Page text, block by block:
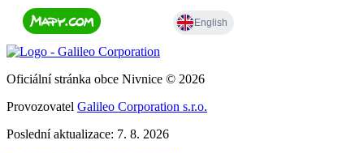
Oficiální stránka obce Nivnice © 2026
Provozovatel Galileo Corporation s.r.o.
Poslední aktualizace: 7. 8. 2026